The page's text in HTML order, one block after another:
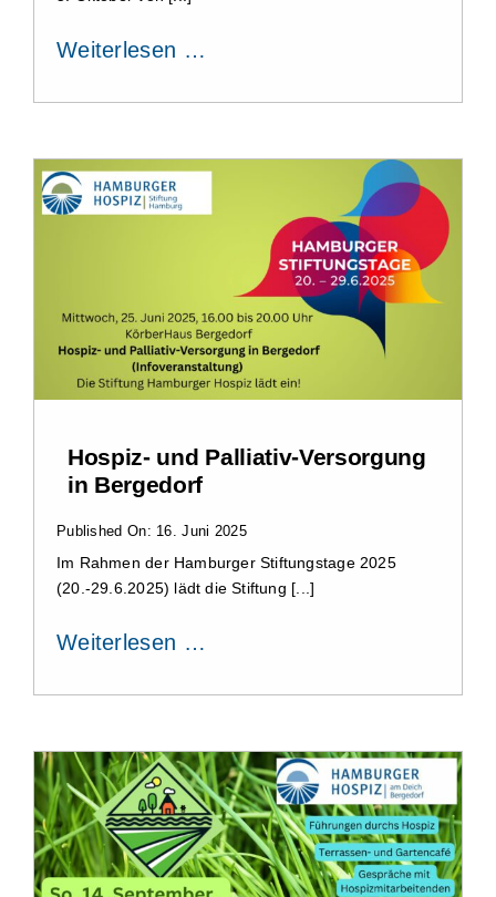
Weiterlesen …
Hospiz- und Palliativ-Versorgung
in Bergedorf
Published On: 16. Juni 2025
Im Rahmen der Hamburger Stiftungstage 2025
(20.-29.6.2025) lädt die Stiftung [...]
Weiterlesen …